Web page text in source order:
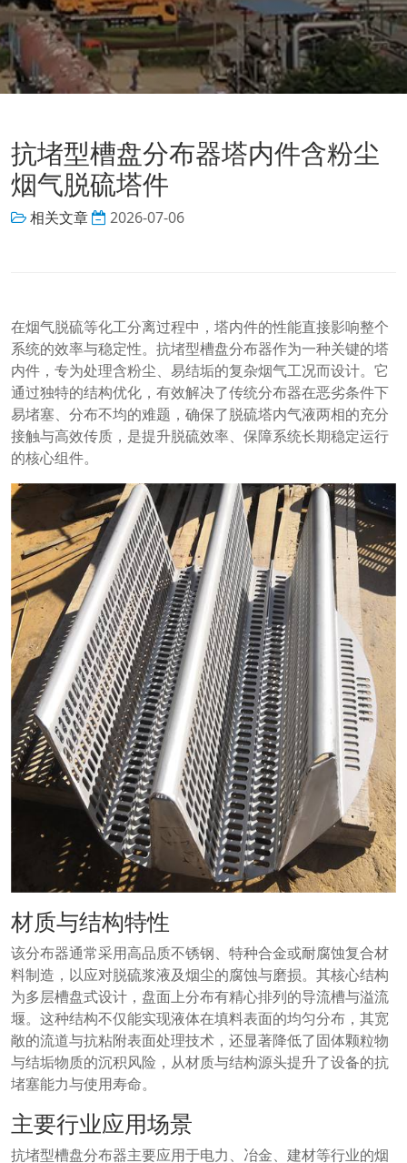
抗堵型槽盘分布器塔内件含粉尘
烟气脱硫塔件
相关文章 2026-07-06
在烟气脱硫等化工分离过程中，塔内件的性能直接影响整个
系统的效率与稳定性。抗堵型槽盘分布器作为一种关键的塔
内件，专为处理含粉尘、易结垢的复杂烟气工况而设计。它
通过独特的结构优化，有效解决了传统分布器在恶劣条件下
易堵塞、分布不均的难题，确保了脱硫塔内气液两相的充分
接触与高效传质，是提升脱硫效率、保障系统长期稳定运行
的核心组件。
材质与结构特性
该分布器通常采用高品质不锈钢、特种合金或耐腐蚀复合材
料制造，以应对脱硫浆液及烟尘的腐蚀与磨损。其核心结构
为多层槽盘式设计，盘面上分布有精心排列的导流槽与溢流
堰。这种结构不仅能实现液体在填料表面的均匀分布，其宽
敞的流道与抗粘附表面处理技术，还显著降低了固体颗粒物
与结垢物质的沉积风险，从材质与结构源头提升了设备的抗
堵塞能力与使用寿命。
主要行业应用场景
抗堵型槽盘分布器主要应用于电力、冶金、建材等行业的烟